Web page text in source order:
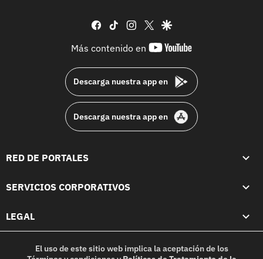
facebook
tiktok instagram
twittergoogle
Más contenido en
youtube-
Descarga nuestra app en
Descarga nuestra app en
RED DE PORTALES
SERVICIOS CORPORATIVOS
LEGAL
El uso de este sitio web implica la aceptación de los